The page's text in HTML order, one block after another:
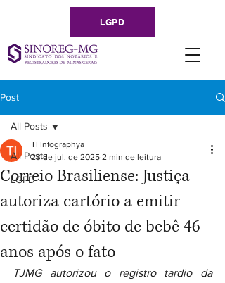
LGPD
Post
All Posts
LGPD
All Posts
Correio Brasiliense: Justiça
autoriza cartório a emitir
certidão de óbito de bebê 46
anos após o fato
TI Infographya
23 de jul. de 2025 2 min de leitura
TJMG autorizou o registro tardio da